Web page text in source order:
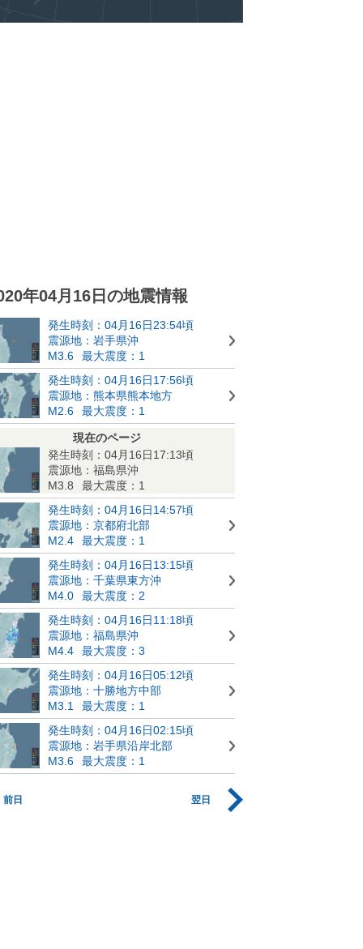
年04月16日の地震情報
発生時刻：04月16日23:54頃
震源地：岩手県沖
M3.6
最大震度：1
発生時刻：04月16日17:56頃
震源地：熊本県熊本地方
M2.6
最大震度：1
現在のページ
発生時刻：04月16日17:13頃
震源地：福島県沖
M3.8
最大震度：1
発生時刻：04月16日14:57頃
震源地：京都府北部
M2.4
最大震度：1
発生時刻：04月16日13:15頃
震源地：千葉県東方沖
M4.0
最大震度：2
発生時刻：04月16日11:18頃
震源地：福島県沖
M4.4
最大震度：3
発生時刻：04月16日05:12頃
震源地：十勝地方中部
M3.1
最大震度：1
発生時刻：04月16日02:15頃
震源地：岩手県沿岸北部
M3.6
最大震度：1
前日 翌日